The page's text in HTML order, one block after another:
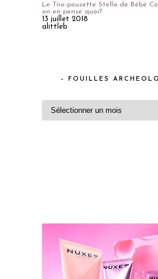
Le Trio-pousette Stella de Bébé
on en pense quoi?
13 juillet 2018
alittleb
– FOUILLES